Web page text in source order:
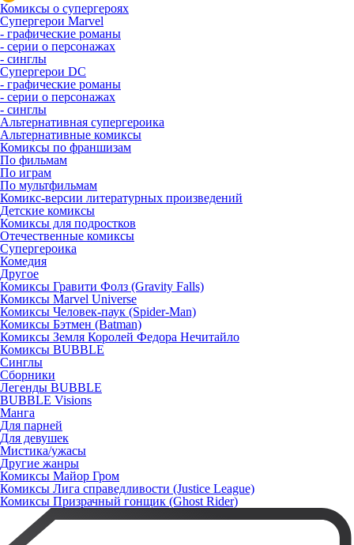
Комиксы о супергероях
Супергерои Marvel
- графические романы
- серии о персонажах
- синглы
Супергерои DC
- графические романы
- серии о персонажах
- синглы
Альтернативная супергероика
Альтернативные комиксы
Комиксы по франшизам
По фильмам
По играм
По мультфильмам
Комикс-версии литературных произведений
Детские комиксы
Комиксы для подростков
Отечественные комиксы
Супергероика
Комедия
Другое
Комиксы Гравити Фолз (Gravity Falls)
Комиксы Marvel Universe
Комиксы Человек-паук (Spider-Man)
Комиксы Бэтмен (Batman)
Комиксы Земля Королей Федора Нечитайло
Комиксы BUBBLE
Синглы
Сборники
Легенды BUBBLE
BUBBLE Visions
Манга
Для парней
Для девушек
Мистика/ужасы
Другие жанры
Комиксы Майор Гром
Комиксы Лига справедливости (Justice League)
Комиксы Призрачный гонщик (Ghost Rider)